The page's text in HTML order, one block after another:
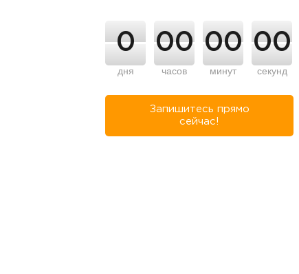
0
дня
00
часов
00
минут
00
секунд
Запишитесь прямо
сейчас!